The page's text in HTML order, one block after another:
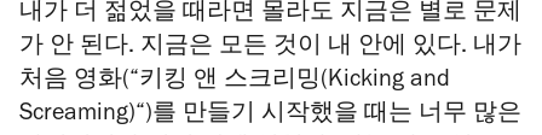
내가 더 젊었을 때라면 몰라도 지금은 별로 문제
가 안 된다. 지금은 모든 것이 내 안에 있다. 내가
처음 영화(“키킹 앤 스크리밍(Kicking and
Screaming)“)를 만들기 시작했을 때는 너무 많은